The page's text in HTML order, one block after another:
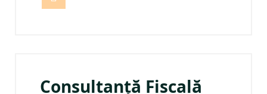
Consultanță Fiscală